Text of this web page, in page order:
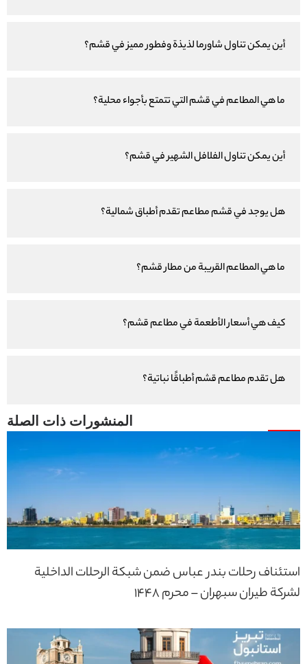
أين يمكن تناول شاورما لذيذة وفطور مميز في قشم؟
ما هي المطاعم في قشم التي تتمتع بأجواء محلية؟
أين يمكن تناول الفلافل الشهير في قشم؟
هل يوجد في قشم مطاعم تقدم أطباق شمالية؟
ما هي المطاعم القريبة من مطار قشم؟
كيف هي أسعار الأطعمة في مطاعم قشم؟
هل تقدم مطاعم قشم أطباقًا نباتية؟
استئناف رحلات بندر عباس ضمن شبكة الرحلات الداخلية
لشركة طيران سبهران – محرم 1448